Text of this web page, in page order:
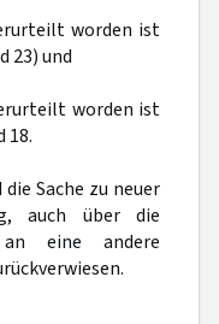
worden ist
23) und
worden ist
18.
Sache zu neuer
auch über die
eine andere